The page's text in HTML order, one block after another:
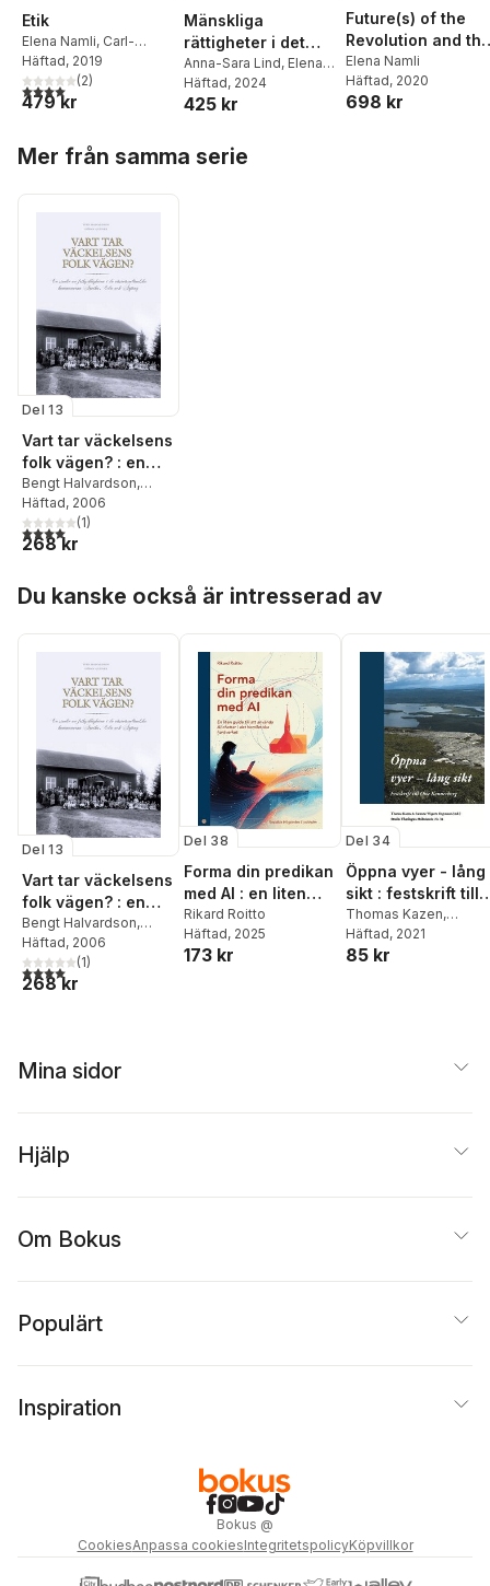
Etik
Elena Namli, Carl-
Henric Grenholm
Häftad, 2019
4,0utav 5 stjärnor. Totalt antal röster:
(2)
479 kr
Mänskliga
rättigheter i det
offentliga Sverige
Anna-Sara Lind, Elena
Namli,Thomas Bull
Jenny Ehnberg
Marcusson
Häftad, 2024
425 kr
Future(s) of the
Revolution and the
Reformation
Elena Namli
Häftad, 2020
698 kr
Mer från samma serie
Del 13
Vart tar väckelsens
folk vägen? : en
studie av
frikyrkligheten i de
västvärmländska
kommunerna
Årjäng
Bengt Halvardson,
Göran Gunner
Häftad, 2006
4,0utav 5 stjärnor. Totalt antal röster:
(1)
268 kr
Du kanske också är intresserad av
Del 13
Vart tar väckelsens
folk vägen? : en
studie av
frikyrkligheten i de
västvärmländska
kommunerna
Bengt Halvardson,
Göran Gunner
Häftad, 2006
4,0utav 5 stjärnor. Totalt antal röster:
(1)
268 kr
Del 38
Forma din predikan
med AI : en liten
guide till att
använda AI-chattar
i de homiletiska
Rikard Roitto
Häftad, 2025
173 kr
Del 34
Öppna vyer - lång
sikt : festskrift till
Owe Kennerberg
Thomas Kazen,
Susanne Wigorts
Yngvesson
Häftad, 2021
85 kr
Mina sidor
Hjälp
Om Bokus
Populärt
Inspiration
Bokus @
CookiesAnpassa cookiesIntegritetspolicyKöpvillkor